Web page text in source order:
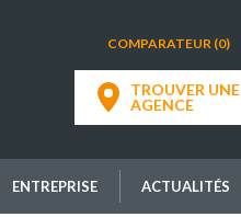
COMPARATEUR (0)
TROUVER UNE
AGENCE
ENTREPRISE ACTUALITÉS